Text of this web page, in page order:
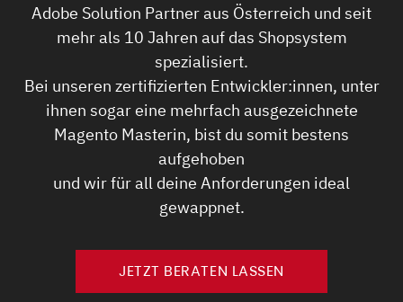
Adobe Solution Partner aus Österreich und seit
mehr als 10 Jahren auf das Shopsystem
spezialisiert.
Bei unseren zertifizierten Entwickler:innen, unter
ihnen sogar eine mehrfach ausgezeichnete
Magento Masterin, bist du somit bestens
aufgehoben
und wir für all deine Anforderungen ideal
gewappnet.
JETZT BERATEN LASSEN